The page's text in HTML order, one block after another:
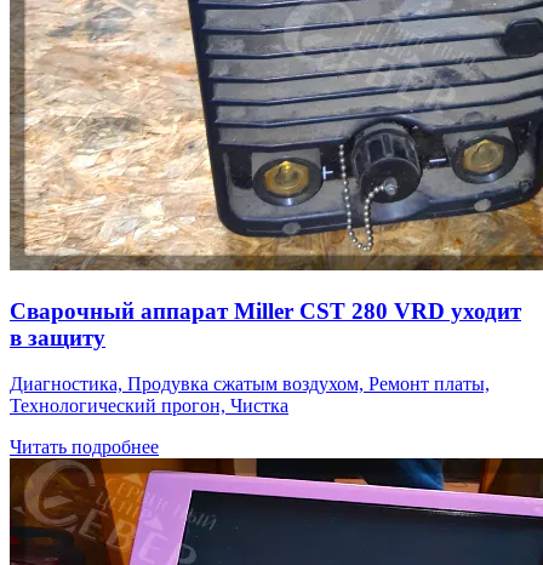
Сварочный аппарат Miller CST 280 VRD уходит
в защиту
Диагностика, Продувка сжатым воздухом, Ремонт платы,
Технологический прогон, Чистка
Читать подробнее